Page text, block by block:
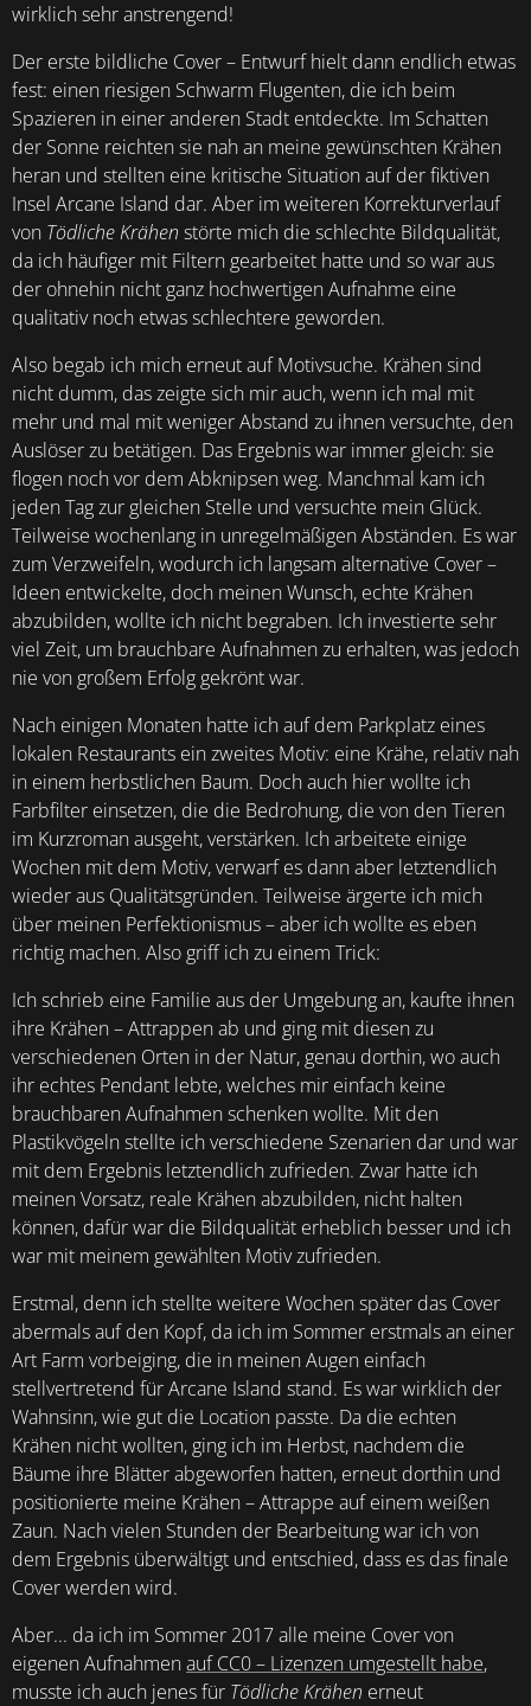
wirklich sehr anstrengend!
Der erste bildliche Cover – Entwurf hielt dann endlich etwas
fest: einen riesigen Schwarm Flugenten, die ich beim
Spazieren in einer anderen Stadt entdeckte. Im Schatten
der Sonne reichten sie nah an meine gewünschten Krähen
heran und stellten eine kritische Situation auf der fiktiven
Insel Arcane Island dar. Aber im weiteren Korrekturverlauf
von Tödliche Krähen störte mich die schlechte Bildqualität,
da ich häufiger mit Filtern gearbeitet hatte und so war aus
der ohnehin nicht ganz hochwertigen Aufnahme eine
qualitativ noch etwas schlechtere geworden.
Also begab ich mich erneut auf Motivsuche. Krähen sind
nicht dumm, das zeigte sich mir auch, wenn ich mal mit
mehr und mal mit weniger Abstand zu ihnen versuchte, den
Auslöser zu betätigen. Das Ergebnis war immer gleich: sie
flogen noch vor dem Abknipsen weg. Manchmal kam ich
jeden Tag zur gleichen Stelle und versuchte mein Glück.
Teilweise wochenlang in unregelmäßigen Abständen. Es war
zum Verzweifeln, wodurch ich langsam alternative Cover –
Ideen entwickelte, doch meinen Wunsch, echte Krähen
abzubilden, wollte ich nicht begraben. Ich investierte sehr
viel Zeit, um brauchbare Aufnahmen zu erhalten, was jedoch
nie von großem Erfolg gekrönt war.
Nach einigen Monaten hatte ich auf dem Parkplatz eines
lokalen Restaurants ein zweites Motiv: eine Krähe, relativ nah
in einem herbstlichen Baum. Doch auch hier wollte ich
Farbfilter einsetzen, die die Bedrohung, die von den Tieren
im Kurzroman ausgeht, verstärken. Ich arbeitete einige
Wochen mit dem Motiv, verwarf es dann aber letztendlich
wieder aus Qualitätsgründen. Teilweise ärgerte ich mich
über meinen Perfektionismus – aber ich wollte es eben
richtig machen. Also griff ich zu einem Trick:
Ich schrieb eine Familie aus der Umgebung an, kaufte ihnen
ihre Krähen – Attrappen ab und ging mit diesen zu
verschiedenen Orten in der Natur, genau dorthin, wo auch
ihr echtes Pendant lebte, welches mir einfach keine
brauchbaren Aufnahmen schenken wollte. Mit den
Plastikvögeln stellte ich verschiedene Szenarien dar und war
mit dem Ergebnis letztendlich zufrieden. Zwar hatte ich
meinen Vorsatz, reale Krähen abzubilden, nicht halten
können, dafür war die Bildqualität erheblich besser und ich
war mit meinem gewählten Motiv zufrieden.
Erstmal, denn ich stellte weitere Wochen später das Cover
abermals auf den Kopf, da ich im Sommer erstmals an einer
Art Farm vorbeiging, die in meinen Augen einfach
stellvertretend für Arcane Island stand. Es war wirklich der
Wahnsinn, wie gut die Location passte. Da die echten
Krähen nicht wollten, ging ich im Herbst, nachdem die
Bäume ihre Blätter abgeworfen hatten, erneut dorthin und
positionierte meine Krähen – Attrappe auf einem weißen
Zaun. Nach vielen Stunden der Bearbeitung war ich von
dem Ergebnis überwältigt und entschied, dass es das finale
Cover werden wird.
Aber... da ich im Sommer 2017 alle meine Cover von
eigenen Aufnahmenauf CC0 – Lizenzen umgestellt habe,
musste ich auch jenes für Tödliche Krähen erneut